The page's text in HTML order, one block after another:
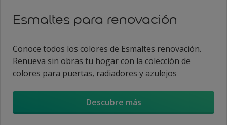
Esmaltes para renovación
Conoce todos los colores de Esmaltes renovación.
Renueva sin obras tu hogar con la colección de
colores para puertas, radiadores y azulejos
Descubre más